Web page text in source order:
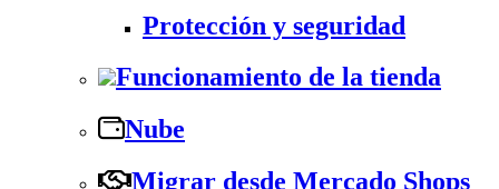
Protección y seguridad
Funcionamiento de la tienda
Nube
Migrar desde Mercado Shops